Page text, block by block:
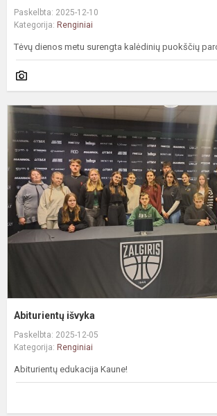
Paskelbta: 2025-12-10
Kategorija: Renginiai
Tėvų dienos metu surengta kalėdinių puokščių
Abiturientų išvyka
Paskelbta: 2025-12-05
Kategorija: Renginiai
Abiturientų edukacija Kaune!